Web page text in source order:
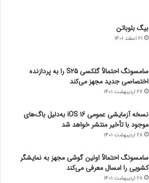
بیگ بلوباتن
21 اسفند 1401
سامسونگ احتمالاً گلکسی S25 را به پردازنده
اختصاصی جدید مجهز می‌کند
27 اردیبهشت 1401
نسخه آزمایشی عمومی iOS 16 به‌دلیل باگ‌های
موجود با تأخیر منتشر خواهد شد
28 اردیبهشت 1401
سامسونگ احتمالاً اولین گوشی مجهز به نمایشگر
کشویی را امسال معرفی می‌کند
28 اردیبهشت 1401